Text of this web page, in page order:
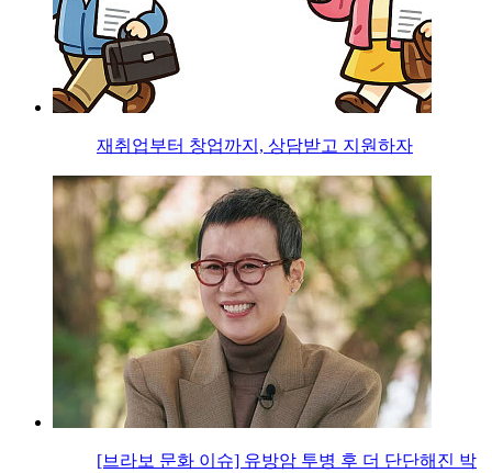
재취업부터 창업까지, 상담받고 지원하자
[브라보 문화 이슈] 유방암 투병 후 더 단단해진 박